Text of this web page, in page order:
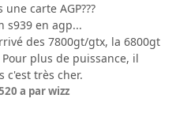
carte AGP???
s939 en agp...
des 7800gt/gtx, la 6800gt
plus de puissance, il
c'est très cher.
20 a par wizz